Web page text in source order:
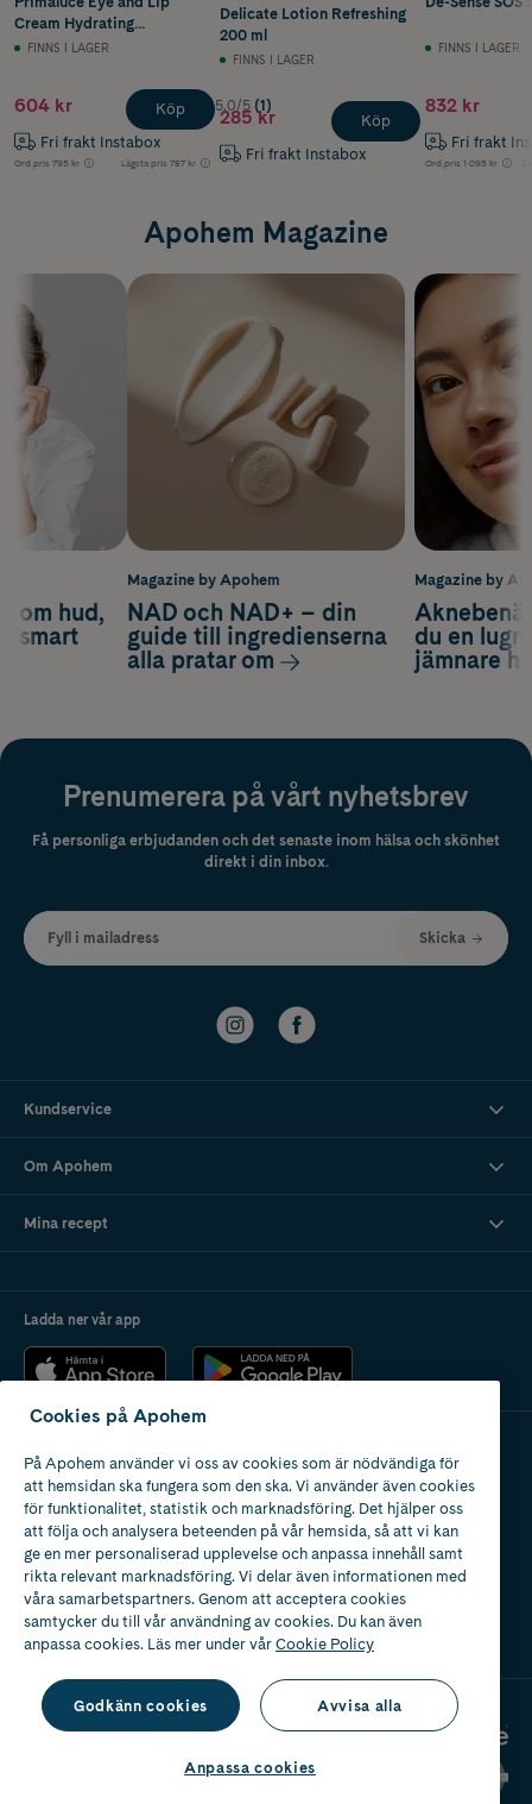
Cream Hydrating
Illuminating 30 ml
FINNS I LAGER
604 kr
Fri frakt Instabox
Ord.pris 795 kr Lägsta pris 787 kr
Köp
Delicate Lotion Refreshing
200 ml
FINNS I LAGER
5.0/5 (1)
285 kr
Fri frakt Instabox
Köp
FINNS I LAGER
832 kr
Fri frakt
Ord.pris 1 095 kr
Apohem Magazine
Magazine by
du en
jämnare
om hud,
smart
Magazine by Apohem
NAD och NAD+ – din
guide till ingredienserna
alla pratar om
Prenumerera på vårt nyhetsbrev
Få personliga erbjudanden och det senaste inom hälsa och skönhet
direkt i din inbox.
Fyll i mailadress Skicka
Kundservice
Om Apohem
Mina recept
Ladda ner vår app
Apotek med tillstånd
av Läkemedelsverket
Cookies på Apohem
På Apohem använder vi oss av cookies som är nödvändiga för
att hemsidan ska fungera som den ska. Vi använder även cookies
för funktionalitet, statistik och marknadsföring. Det hjälper oss
att följa och analysera beteenden på vår hemsida, så att vi kan
ge en mer personaliserad upplevelse och anpassa innehåll samt
rikta relevant marknadsföring. Vi delar även informationen med
våra samarbetspartners. Genom att acceptera cookies
samtycker du till vår användning av cookies. Du kan även
anpassa cookies. Läs mer under vårCookie Policy
Godkänn cookies Avvisa alla
Anpassa cookies